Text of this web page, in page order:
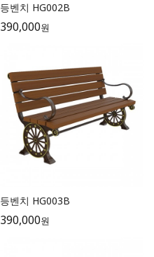
등벤치 HG002B
390,000원
등벤치 HG003B
390,000원